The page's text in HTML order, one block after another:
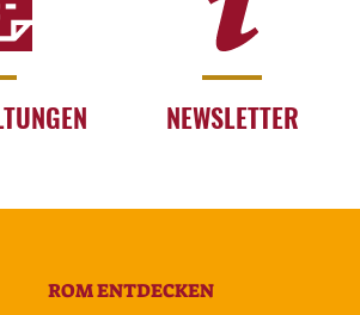
NEWSLETTER
ROM ENTDECKEN